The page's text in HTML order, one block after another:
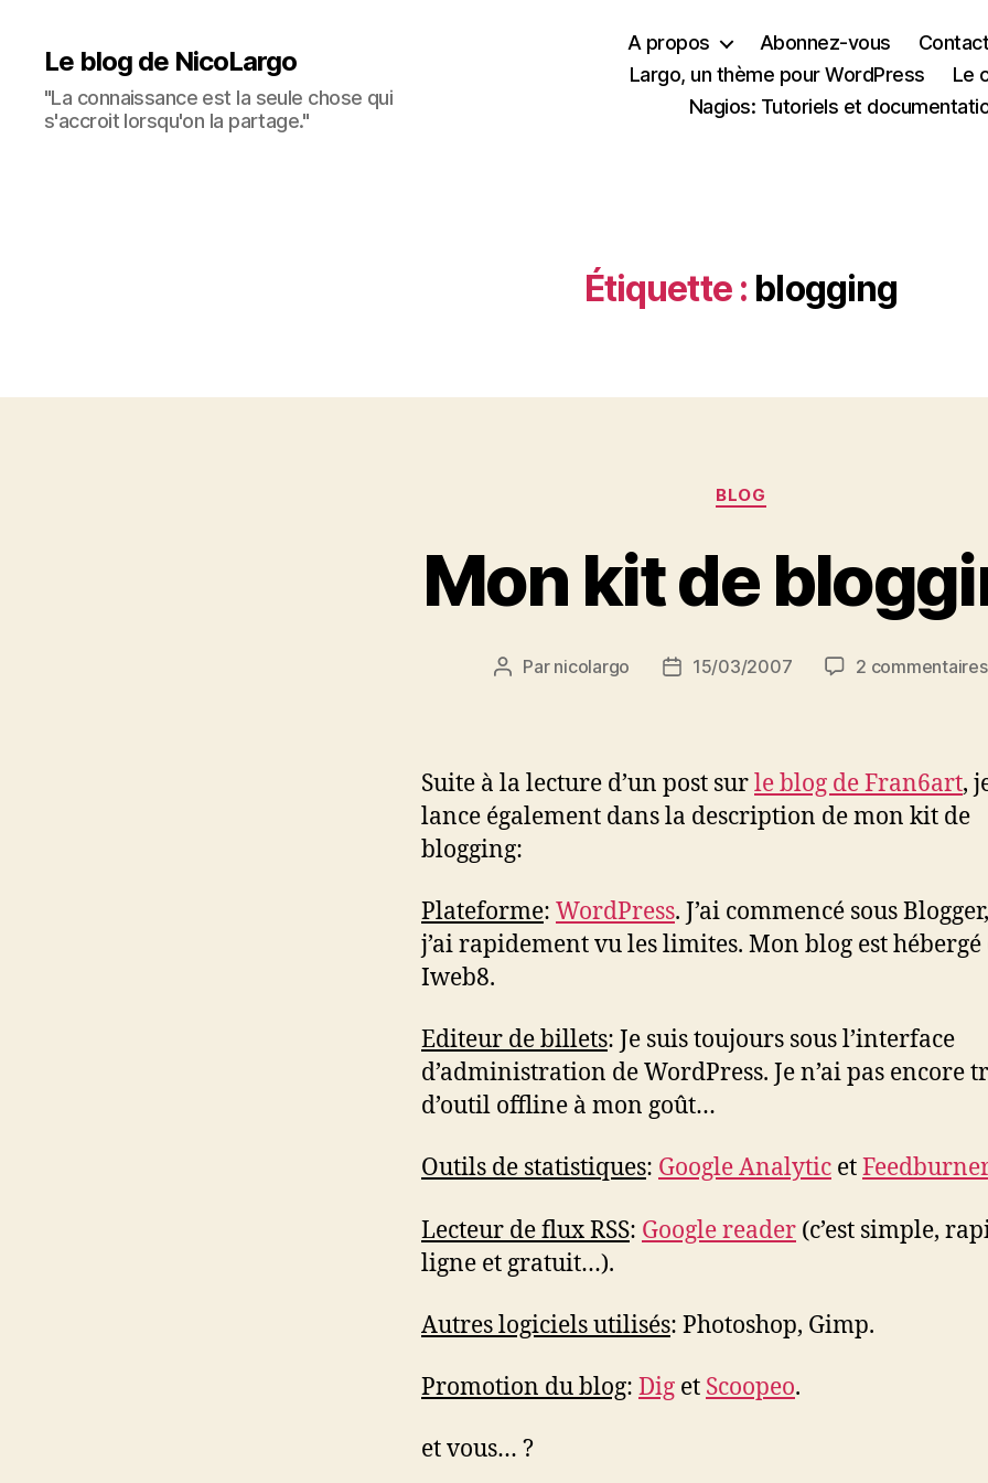
Le blog de NicoLargo
"La connaissance est la seule chose qui
s'accroit lorsqu'on la partage."
A propos Abonnez-vous Contact
Largo, un thème pour WordPress
Le
Nagios: Tutoriels et
Étiquette : blogging
Catégories
BLOG
Mon kit de
Auteur
Par nicolargo
Date15/03/2007 2 commentaires
Suite à la lecture d’un post surle blog de Fran6art,
lance également dans la description de mon kit de
blogging:
Plateforme: WordPress. J’ai commencé sous
j’ai rapidement vu les limites. Mon blog est hébergé
Iweb8.
Editeur de billets: Je suis toujours sous l’interface
d’administration de WordPress. Je n’ai pas encore
d’outil offline à mon goût…
Outils de statistiques: Google Analytic etFeedburner
Lecteur de flux RSS: Google reader (c’est simple,
ligne et gratuit…).
Autres logiciels utilisés: Photoshop, Gimp.
Promotion du blog: Dig et Scoopeo.
et vous… ?